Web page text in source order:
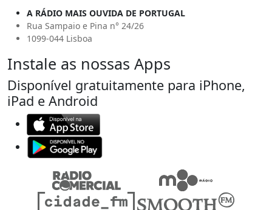
A RÁDIO MAIS OUVIDA DE PORTUGAL
Rua Sampaio e Pina n° 24/26
1099-044 Lisboa
Instale as nossas Apps
Disponível gratuitamente para iPhone,
iPad e Android